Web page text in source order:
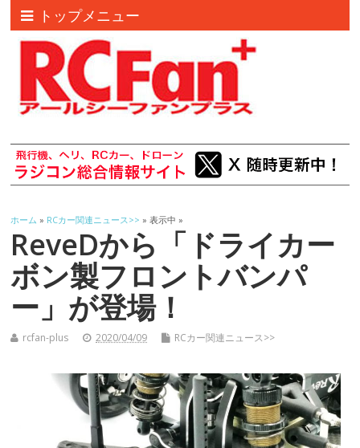
トップメニュー
ホーム » RCカー関連ニュース>> » 表示中 »
ReveDから「ドライカー
ボン製フロントバンパ
ー」が登場！
rcfan-plus 2020/04/09 RCカー関連ニュース>>